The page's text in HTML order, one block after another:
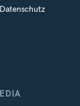
Datenschutz